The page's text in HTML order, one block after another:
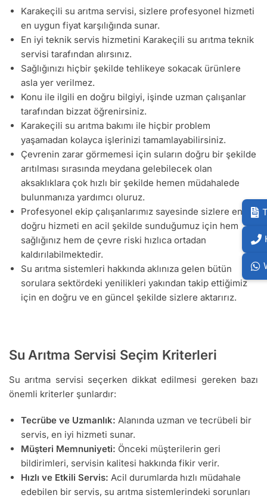
Karakeçili su arıtma servisi, sizlere profesyonel hizmeti
en uygun fiyat karşılığında sunar.
En iyi teknik servis hizmetini Karakeçili su arıtma teknik
servisi tarafından alırsınız.
Sağlığınızı hiçbir şekilde tehlikeye sokacak ürünlere
asla yer verilmez.
Konu ile ilgili en doğru bilgiyi, işinde uzman çalışanlar
tarafından bizzat öğrenirsiniz.
Karakeçili su arıtma bakımı ile hiçbir problem
yaşamadan kolayca işlerinizi tamamlayabilirsiniz.
Çevrenin zarar görmemesi için suların doğru bir şekilde
arıtılması sırasında meydana gelebilecek olan
aksaklıklara çok hızlı bir şekilde hemen müdahalede
bulunmanıza yardımcı oluruz.
Profesyonel ekip çalışanlarımız sayesinde sizlere en
doğru hizmeti en acil şekilde sunduğumuz için hem
sağlığınız hem de çevre riski hızlıca ortadan
kaldırılabilmektedir.
Su arıtma sistemleri hakkında aklınıza gelen bütün
sorulara sektördeki yenilikleri yakından takip ettiğimiz
için en doğru ve en güncel şekilde sizlere aktarırız.
Su Arıtma Servisi Seçim Kriterleri
Su arıtma servisi seçerken dikkat edilmesi gereken bazı
önemli kriterler şunlardır:
Tecrübe ve Uzmanlık: Alanında uzman ve tecrübeli bir
servis, en iyi hizmeti sunar.
Müşteri Memnuniyeti: Önceki müşterilerin geri
bildirimleri, servisin kalitesi hakkında fikir verir.
Hızlı ve Etkili Servis: Acil durumlarda hızlı müdahale
edebilen bir servis, su arıtma sistemlerindeki sorunları